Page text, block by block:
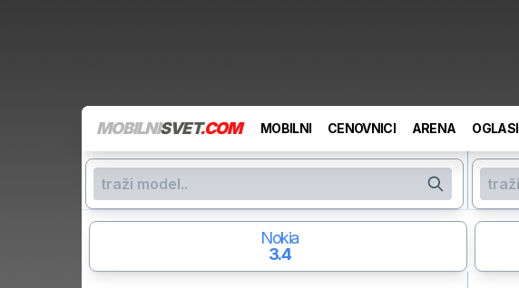
MOBILNISVET.COM MOBILNI CENOVNICI ARENA OGLASI
Nokia
3.4